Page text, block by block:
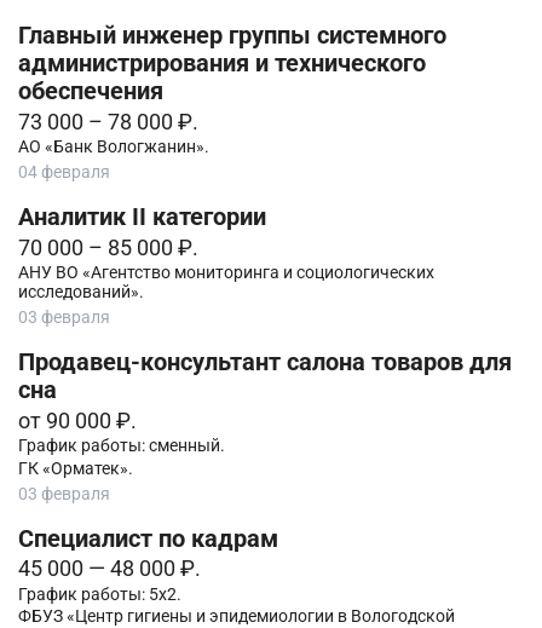
Главный инженер группы системного
администрирования и технического
обеспечения
73 000 – 78 000 ₽.
АО «Банк Вологжанин».
04 февраля
Аналитик II категории
70 000 – 85 000 ₽.
АНУ ВО «Агентство мониторинга и социологических
исследований».
03 февраля
Продавец-консультант салона товаров для
сна
от 90 000 ₽.
График работы: сменный.
ГК «Орматек».
03 февраля
Специалист по кадрам
45 000 — 48 000 ₽.
График работы: 5х2.
ФБУЗ «Центр гигиены и эпидемиологии в Вологодской